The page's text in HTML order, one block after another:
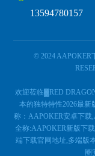
13594780157
© 2024 AAPOKER
欢迎莅临▓RED
本的独特特性2026最
称：AAPOKER安卓下载
全称:AAPOKER新版下
端下载官网地址,多端版
圈